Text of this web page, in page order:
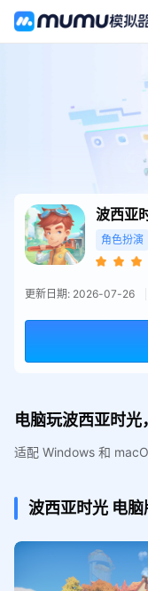
波西亚
角色扮演
更新日期: 2026-07-26
电脑玩波西亚时
适配 Windows 和
波西亚时光 电脑